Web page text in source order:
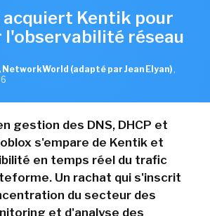
Kentik pour
réseau
NetworkWorld (adapté par Jean Elyan) ,
gestion des DNS, DHCP et
s'empare de Kentik et
en temps réel du trafic
Un rachat qui s'inscrit
du secteur des
et d'analyse des